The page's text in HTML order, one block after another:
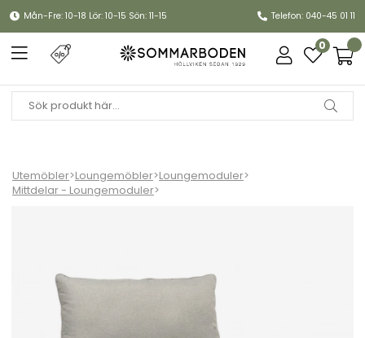
Mån-Fre: 10-18 Lör: 10-15 Sön: 11-15 Telefon: 040-45 01 11
0
Utemöbler>Loungemöbler>Loungemoduler>
Mittdelar - Loungemoduler>